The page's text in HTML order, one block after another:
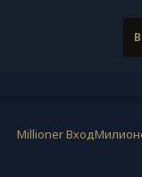
Millioner Вход